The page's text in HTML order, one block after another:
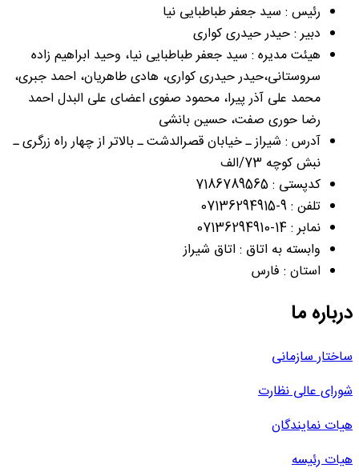
رئیس : سید جعفر طباطبایی نیا
دبیر : حیدر حیدری کواری
هیئت مدیره : سید جعفر طباطبایی نیا، وحید ابراهیم زاده
سروستانی،حیدر حیدری کواری، هادی طاهریان، احمد جبری،
محمد علی آذر پیرا، محمود صفوی اعضای علی البدل احمد
رضا حوری صفت، حسین بانشی
آدرس : شیراز ـ خیابان قصرالدشت ـ بالاتر از چهار راه زرگری ـ
نبش کوچه 73/الف
کدپستی : 7186789565
تلفن : 9-07136294915
نمابر : 14-07136294910
وابسته به اتاق : اتاق شیراز
استان : فارس
درباره ما
ساختار سازمانی
شورای عالی نظارت
هیات نمایندگان
هیات رئیسه